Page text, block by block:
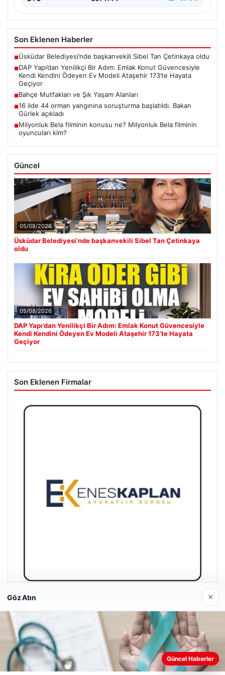
Son Eklenen Haberler
■Üsküdar Belediyesi’nde başkanvekili Sibel Tan Çetinkaya oldu
■DAP Yapı’dan Yenilikçi Bir Adım: Emlak Konut Güvencesiyle
Kendi Kendini Ödeyen Ev Modeli Ataşehir 173’te Hayata
Geçiyor
■Bahçe Mutfakları ve Şık Yaşam Alanları
■16 ilde 44 orman yangınına soruşturma başlatıldı. Bakan
Gürlek açıkladı
■Milyonluk Bela filminin konusu ne? Milyonluk Bela filminin
oyuncuları kim?
Güncel
05/08/2026
Üsküdar Belediyesi’nde başkanvekili Sibel Tan Çetinkaya
oldu
05/08/2026
DAP Yapı’dan Yenilikçi Bir Adım: Emlak Konut Güvencesiyle
Kendi Kendini Ödeyen Ev Modeli Ataşehir 173’te Hayata
Geçiyor
Son Eklenen Firmalar
Enes Kaplan Avukatlık Bürosu
Web sitemizi nasıl kullandığınızı daha iyi anlayabilmek,
deneyiminizi kişiselleştirmek ve geliştirmek amacıyla çerezler
Göz Atın ×
Güncel Haberler